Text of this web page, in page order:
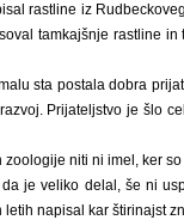
rastline iz
tamkajšnje rastline
sta postala dobra
Prijateljstvo je šlo
niti ni imel, ker
je veliko delal, še ni
napisal kar štirinajst